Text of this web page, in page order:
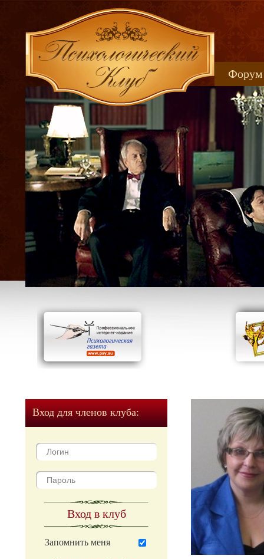
Форум
Вход для членов клуба:
Вход в клуб
Запомнить меня